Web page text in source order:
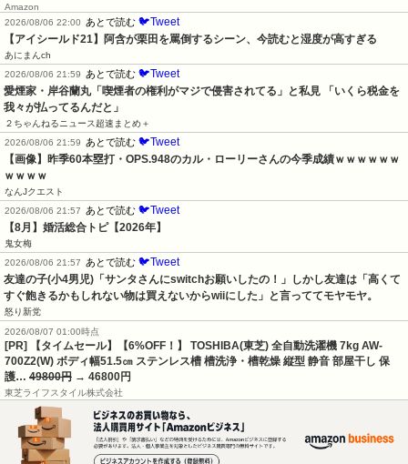
Amazon
2026/08/06 22:00
あとで読む 🐦Tweet
【アイシールド21】阿含が栗田を罵倒するシーン、今読むと湿度が高すぎる
あにまんch
2026/08/06 21:59
あとで読む 🐦Tweet
愛煙家・岸谷蘭丸「喫煙者の権利がマジで侵害されてる」と私見 「いくら税金を
我々が払ってるんだと」
２ちゃんねるニュース超速まとめ＋
2026/08/06 21:59
あとで読む 🐦Tweet
【画像】昨季60本塁打・OPS.948のカル・ローリーさんの今季成績ｗｗｗｗｗｗ
ｗｗｗｗ
なんJクエスト
2026/08/06 21:57
あとで読む 🐦Tweet
【8月】婚活総合トピ【2026年】
鬼女梅
2026/08/06 21:57
あとで読む 🐦Tweet
友達の子(小4男児)「サンタさんにswitchお願いしたの！」しかし友達は「高くて
すぐ飽きるかもしれない物は買えないからwiiにした」と言っててモヤモヤ。
怒り新党
2026/08/07 01:00時点
[PR] 【タイムセール】【6%OFF！】 TOSHIBA(東芝) 全自動洗濯機 7kg AW-
700Z2(W) ボディ幅51.5㎝ ステンレス槽 槽洗浄・槽乾燥 縦型 静音 部屋干し 保
護… 49800円 → 46800円
東芝ライフスタイル株式会社